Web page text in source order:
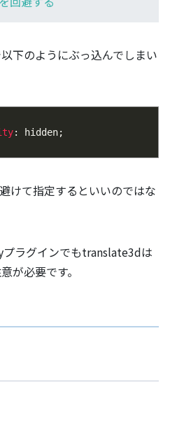
下のようにぶっ込んでしまい
: hidden;
けて指定するといいのではな
ラグインでもtranslate3dは
が必要です。